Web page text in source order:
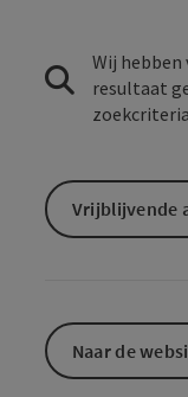
Wij hebben
resultaat
Vrijblijvende
Naar de